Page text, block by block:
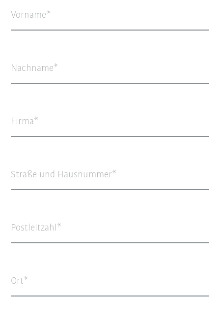
Vorname
Nachname
Firma
Straße und Hausnummer
Postleitzahl
Ort